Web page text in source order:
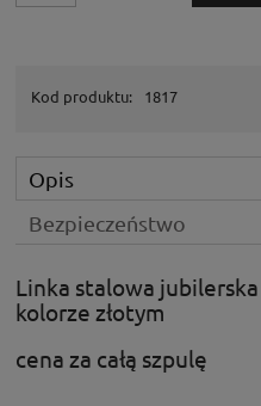
Kod produktu: 1817
Opis
Bezpieczeństwo
Linka stalowa
kolorze złotym
cena za całą szpulę